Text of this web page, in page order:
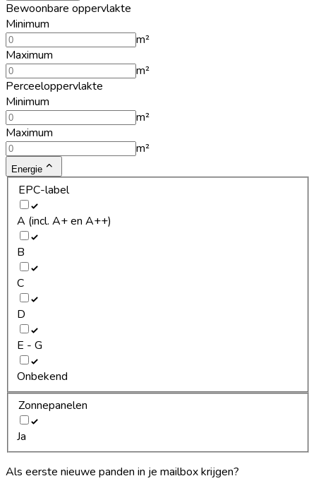
Bewoonbare oppervlakte
Minimum
m²
Maximum
m²
Perceeloppervlakte
Minimum
m²
Maximum
m²
Energie
EPC-label
A (incl. A+ en A++)
B
C
D
E - G
Onbekend
Zonnepanelen
Ja
Als eerste nieuwe panden in je mailbox krijgen?